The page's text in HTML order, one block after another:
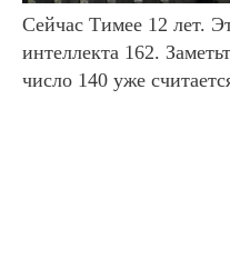
Сейчас Тимее 12 лет.
интеллекта 162.
число 140 уже